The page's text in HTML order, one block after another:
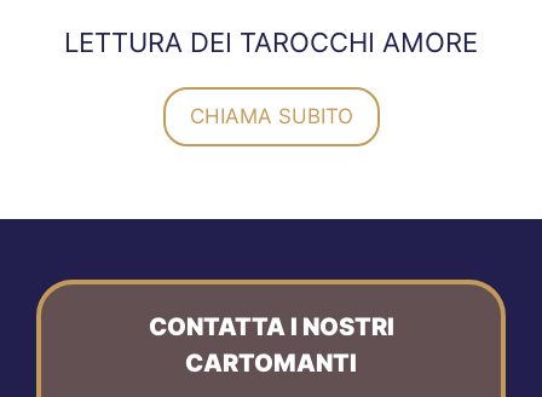
LETTURA DEI TAROCCHI AMORE
CHIAMA SUBITO
CONTATTA I NOSTRI
CARTOMANTI